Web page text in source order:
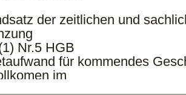
mit
Jahr Insolvenz
ist, Forderungen
korrigiert werden
der zeitlichen und
Nr.5 HGB
für kommendes
im